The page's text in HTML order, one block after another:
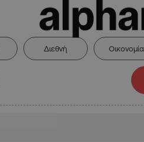
Διεθνή Οικονομία